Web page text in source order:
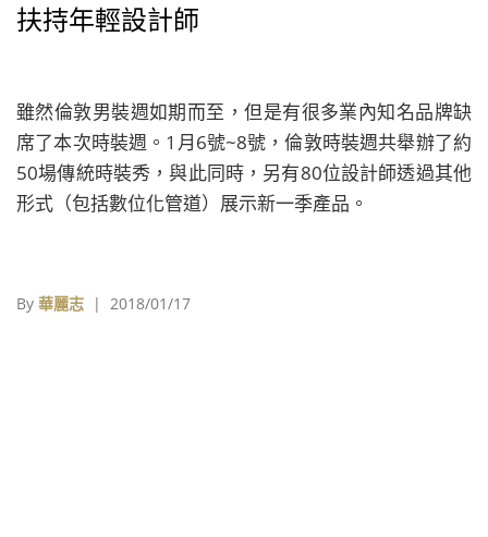
扶持年輕設計師
雖然倫敦男裝週如期而至，但是有很多業內知名品牌缺
席了本次時裝週。1月6號~8號，倫敦時裝週共舉辦了約
50場傳統時裝秀，與此同時，另有80位設計師透過其他
形式（包括數位化管道）展示新一季產品。
By 華麗志 | 2018/01/17